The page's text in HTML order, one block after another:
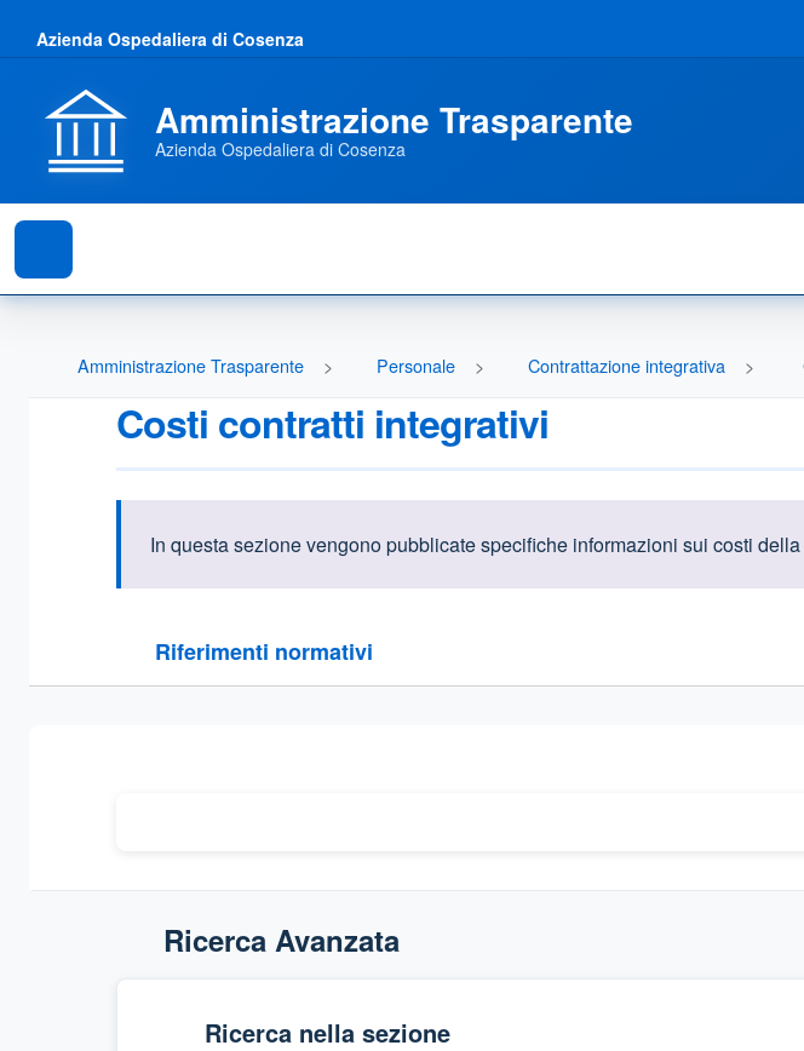
Azienda Ospedaliera di Cosenza
Amministrazione Trasparente
Azienda Ospedaliera di Cosenza
Amministrazione Trasparente Personale Contrattazione integrativa
Costi contratti integrativi
Informazioni introduttive
In questa sezione vengono pubblicate specifiche informazioni sui costi
Riferimenti normativi
Sezione compressa
Ricerca Avanzata
Ricerca nella sezione